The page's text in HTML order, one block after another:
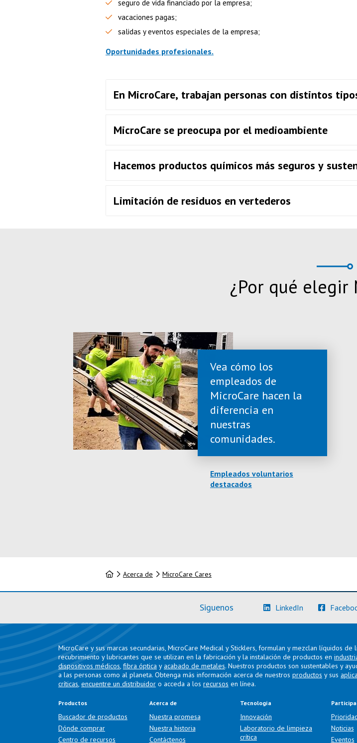
seguro de vida financiado por la empresa;
vacaciones pagas;
salidas y eventos especiales de la empresa;
Oportunidades profesionales.
En MicroCare, trabajan personas con distintos
MicroCare se preocupa por el medioambiente
Hacemos productos químicos más seguros y
Limitación de residuos en vertederos
¿Por qué elegir
Vea cómo los
empleados de
MicroCare hacen la
diferencia en
nuestras
comunidades.
Empleados voluntarios
destacados
InicioAcerca de MicroCare Cares
Siguenos LinkedIn (Más
MicroCare y sus marcas secundarias, MicroCare Medical y Sticklers, formulan y mezclan líquidos de
recubrimiento y lubricantes que se utilizan en la fabricación y la instalación de productos en
dispositivos médicos, fibra óptica y acabado de metales. Nuestros productos son sustentables y
a las personas como al planeta. Obtenga más información acerca de nuestros productos y sus
críticas, encuentre un distribuidor o acceda a los recursos en línea.
Productos
Buscador de productos
Dónde comprar
Centro de recursos
Acerca de
Nuestra promesa
Nuestra historia
Contáctenos
Tecnología
Innovación
Laboratorio de limpieza
crítica
Noticias
Eventos